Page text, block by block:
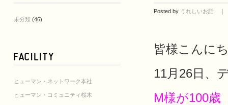
未分類 (46)
ヒューマン・ネットワーク本社
ヒューマン・コミュニティ桜木
Posted by うれしいお話 ｜
皆様こんに
11月26日、
M様が100歳